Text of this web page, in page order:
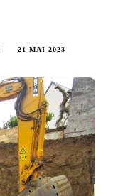
21 MAI 2023